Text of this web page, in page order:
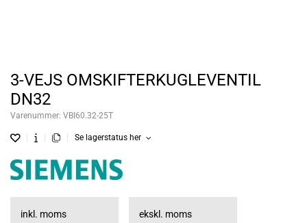
3-VEJS OMSKIFTERKUGLEVENTIL
DN32
Varenummer: VBI60.32-25T
Se lagerstatus her
inkl. moms ekskl. moms